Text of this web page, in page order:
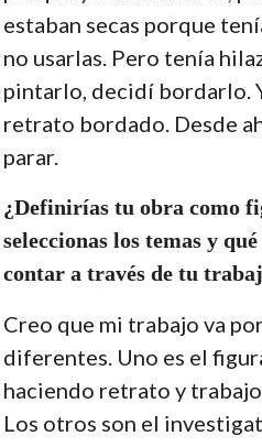
estaban secas porque
no usarlas. Pero tenía
pintarlo, decidí bordarlo.
retrato bordado. Desde
parar.
¿Definirías tu obra como
seleccionas los temas y
contar a través de tu
Creo que mi trabajo va
diferentes. Uno es el
haciendo retrato y
Los otros son el